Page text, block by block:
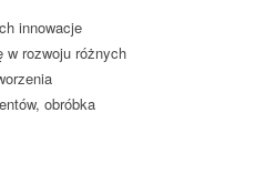
innowacje
w rozwoju różnych
obróbka